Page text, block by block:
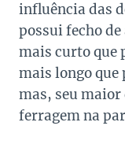
influência das
possui fecho
mais curto que
mais longo que
mas, seu maior
ferragem na